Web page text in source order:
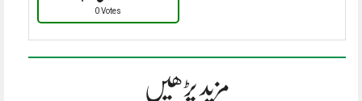
0 Votes
مزید پڑھیں